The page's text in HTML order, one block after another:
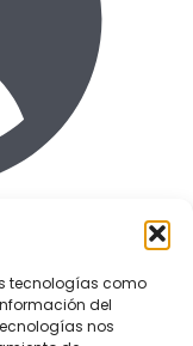
tecnologías como
del
nos
uso